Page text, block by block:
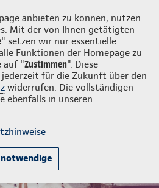
anbieten zu können, nutzen
Mit der von Ihnen getätigten
" setzen wir nur essentielle
Funktionen der Homepage zu
auf "Zustimmen". Diese
für die Zukunft über den
widerrufen. Die vollständigen
ebenfalls in unseren
Login
Wissenwertes Beratung &